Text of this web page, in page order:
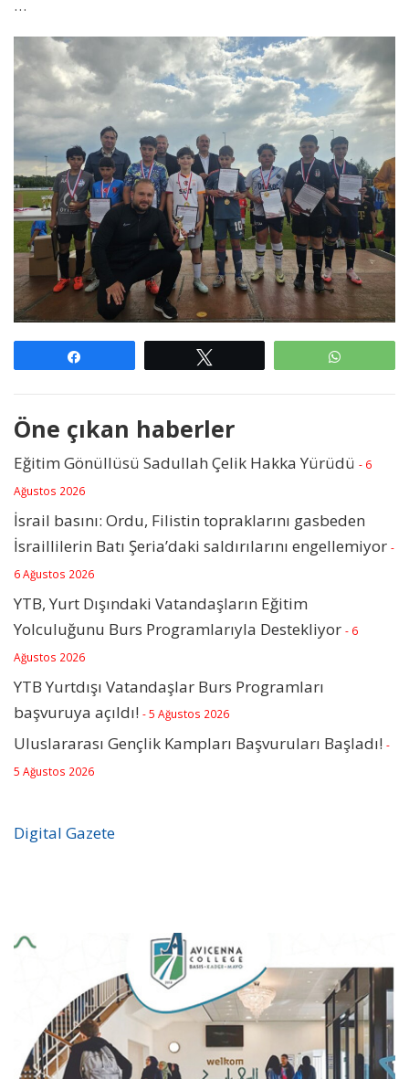
…
Öne çıkan haberler
Eğitim Gönüllüsü Sadullah Çelik Hakka Yürüdü - 6
Ağustos 2026
İsrail basını: Ordu, Filistin topraklarını gasbeden
İsraillilerin Batı Şeria’daki saldırılarını engellemiyor -
6 Ağustos 2026
YTB, Yurt Dışındaki Vatandaşların Eğitim
Yolculuğunu Burs Programlarıyla Destekliyor - 6
Ağustos 2026
YTB Yurtdışı Vatandaşlar Burs Programları
başvuruya açıldı! - 5 Ağustos 2026
Uluslararası Gençlik Kampları Başvuruları Başladı! -
5 Ağustos 2026
Digital Gazete